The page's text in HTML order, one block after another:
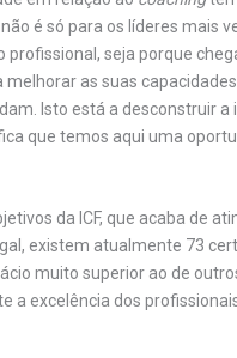
é só para os líderes mais
seja porque
as suas
Isto está a desconstruir a
que temos aqui uma
da ICF, que acaba de
existem atualmente 73
muito superior ao de
a excelência dos